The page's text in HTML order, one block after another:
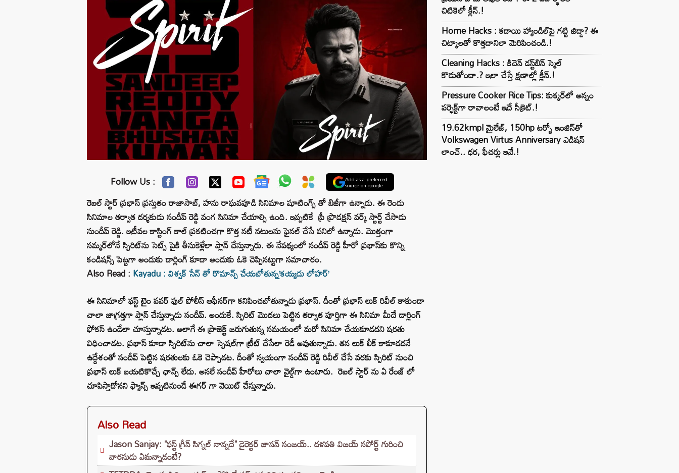
Follow Us : Add as a preferred
source on google
రెబల్ స్టార్ ప్రభాస్ ప్రస్తుతం రాజాసాబ్, హను రాఘవపూడి సినిమాల షూటింగ్స్ తో బిజీగా ఉన్నాడు. ఈ రెండు
సినిమాల తర్వాత దర్శకుడు సందీప్ రెడ్డి వంగ సినిమా చేయాల్సి ఉంది. ఇప్పటికే ప్రీ ప్రొడక్షన్ వర్క్‌ స్టార్ట్ చేసాడు
సుందీప్ రెడ్డి. ఇటీవల కాస్టింగ్ కాల్ ప్రకటించగా కొత్త నటీ నటులను ఫైనల్ చేసే పనిలో ఉన్నాడు. మొత్తంగా
సమ్మర్‌లోనే స్పిరిట్‌ను సెట్స్ పైకి తీసుకెళ్లేలా ప్లాన్ చేస్తున్నారు. ఈ నేపథ్యంలో సందీప్‌ రెడ్డి హీరో ప్రభాస్‌కు కొన్ని
కండిషన్స్ పెట్టగా అందుకు డార్లింగ్ కూడా అందుకు ఓకె చెప్పినట్టుగా సమాచారం.
Also Read : Kayadu : విశ్వక్ సేన్ తో రొమాన్స్ చేయబోతున్న’కయ్యదు లోహర్’
ఈ సినిమాలో ఫస్ట్ టైం పవర్ ఫుల్ పోలీస్ ఆఫీసర్‌గా కనిపించబోతున్నాడు ప్రభాస్. దీంతో ప్రభాస్ లుక్‌ రివీల్ కాకుండా
చాలా జాగ్రత్తగా ప్లాన్ చేస్తున్నాడు సందీప్. అందుకే. స్పిరిట్ మొదలు పెట్టిన తర్వాత పూర్తిగా ఈ సినిమా మీదే డార్లింగ్
ఫోకస్ ఉండేలా చూస్తున్నాడట. అలాగే ఈ ప్రాజెక్ట్ జరుగుతున్న సమయంలో మరో సినిమా చేయకూడదని షరతు
విధించాడట. ప్రభాస్ కూడా స్పిరిట్‌ను చాలా స్పెషల్‌గా ట్రీట్ చేసేలా రెడీ అవుతున్నాడు. తన లుక్ లీక్ కాకూడదనే
ఉద్దేశంతో సందీప్ పెట్టిన షరతులకు ఓకె చెప్పాడట. దీంతో స్వయంగా సందీప్ రెడ్డి రివీల్ చేసే వరకు స్పిరిట్ నుంచి
ప్రభాస్ లుక్ బయటికొచ్చే ఛాన్స్ లేదు. అసలే సందీప్ హీరోలు చాలా వైల్డ్‌గా ఉంటారు. రెబల్ స్టార్ ను ఏ రేంజ్ లో
చూపిస్తాడోనని ఫ్యాన్స్ ఇప్పటినుండే ఈగర్ గా వెయిట్ చేస్తున్నారు.
Also Read
Jason Sanjay: "ఫస్ట్ గ్రీన్ సిగ్నల్ నాన్నదే" డైరెక్టర్‌ జాసన్ సంజయ్.. దళపతి విజయ్ సపోర్ట్ గురించి
వారసుడు ఏమన్నాడంటే?
చిటికెలో క్లీన్.!
Home Hacks : కడాయి హ్యాండిల్‌పై గట్టి జిడ్డా? ఈ
చిట్కాలతో కొత్తదానిలా మెరిపించండి.!
Cleaning Hacks : కిచెన్ డస్ట్‌బిన్ స్మెల్
కొడుతోందా.? ఇలా చేస్తే క్షణాల్లో క్లీన్.!
Pressure Cooker Rice Tips: కుక్కర్‌లో అన్నం
పర్ఫెక్ట్‌గా రావాలంటే ఇదే సీక్రెట్.!
19.62kmpl మైలేజ్, 150hp టర్బో ఇంజిన్‌తో
Volkswagen Virtus Anniversary ఎడిషన్
లాంచ్.. ధర, ఫీచర్లు ఇవే.!